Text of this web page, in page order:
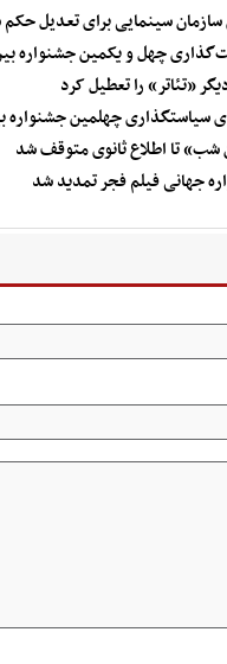
سینمایی برای تعدیل حکم
چهل و یکمین جشنواره
«تئاتر» را تعطیل کرد
سیاستگذاری چهلمین جشنواره
شب» تا اطلاع ثانوی متوقف شد
جهانی فیلم فجر تمدید شد